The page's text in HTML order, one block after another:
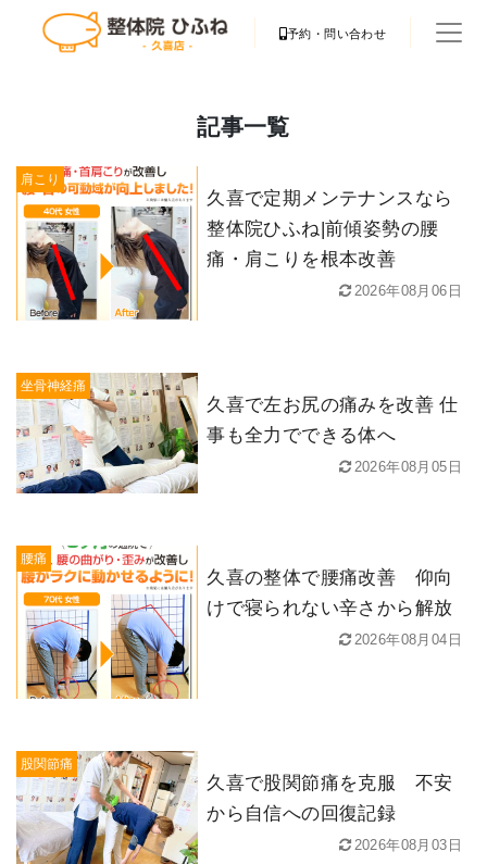
予約・問い合わせ
記事一覧
肩こり
久喜で定期メンテナンスなら
整体院ひふね|前傾姿勢の腰
痛・肩こりを根本改善
2026年08月06日
坐骨神経痛
久喜で左お尻の痛みを改善 仕
事も全力でできる体へ
2026年08月05日
腰痛
久喜の整体で腰痛改善 仰向
けで寝られない辛さから解放
2026年08月04日
股関節痛
久喜で股関節痛を克服 不安
から自信への回復記録
2026年08月03日